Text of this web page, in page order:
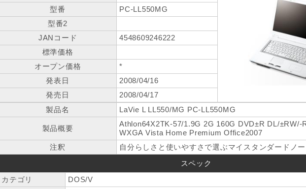
型番
PC-LL550MG
型番2
JANコード
4548609246222
標準価格
オープン価格
*
発表日
2008/04/16
発売日
2008/04/17
製品名
LaVie L LL550/MG PC-LL550MG
製品概要
Athlon64X2TK-57/1.9G 2G 160G DVD±R DL/±RW/-
WXGA Vista Home Premium Office2007
注釈
自分らしさと使いやすさで選ぶマイスタンダードノ
スペック
カテゴリ
DOS/V